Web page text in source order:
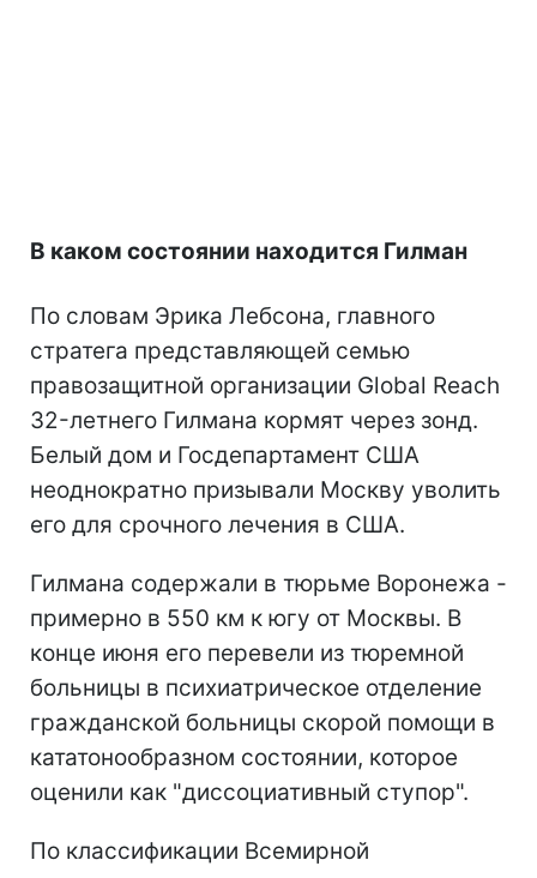
В каком состоянии находится Гилман
По словам Эрика Лебсона, главного
стратега представляющей семью
правозащитной организации Global Reach
32-летнего Гилмана кормят через зонд.
Белый дом и Госдепартамент США
неоднократно призывали Москву уволить
его для срочного лечения в США.
Гилмана содержали в тюрьме Воронежа -
примерно в 550 км к югу от Москвы. В
конце июня его перевели из тюремной
больницы в психиатрическое отделение
гражданской больницы скорой помощи в
кататонообразном состоянии, которое
оценили как "диссоциативный ступор".
По классификации Всемирной